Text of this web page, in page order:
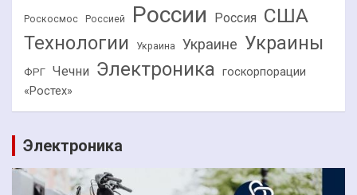
Роскосмос Россией России Россия США
Технологии Украина Украине Украины
ФРГ Чечни Электроника госкорпорации
«Ростех»
Электроника